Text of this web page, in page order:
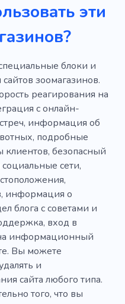
эти
блоки и
зоомагазинов.
реагирования на
с онлайн-
информация об
подробные
клиентов, безопасный
сети,
информация о
блога с советами и
вход в
информационный
Вы можете
и
сайта любого типа.
того, что вы